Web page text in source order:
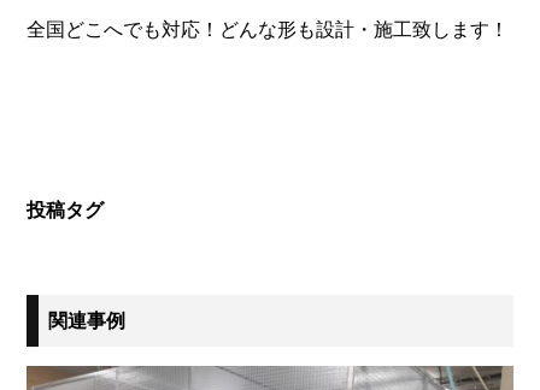
全国どこへでも対応！どんな形も設計・施工致します！
投稿タグ
関連事例